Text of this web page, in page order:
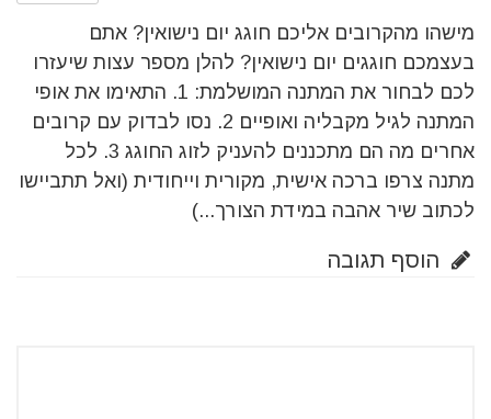
מישהו מהקרובים אליכם חוגג יום נישואין? אתם
בעצמכם חוגגים יום נישואין? להלן מספר עצות שיעזרו
לכם לבחור את המתנה המושלמת: 1. התאימו את אופי
המתנה לגיל מקבליה ואופיים 2. נסו לבדוק עם קרובים
אחרים מה הם מתכננים להעניק לזוג החוגג 3. לכל
מתנה צרפו ברכה אישית, מקורית וייחודית (ואל תתביישו
לכתוב שיר אהבה במידת הצורך...)
הוסף תגובה